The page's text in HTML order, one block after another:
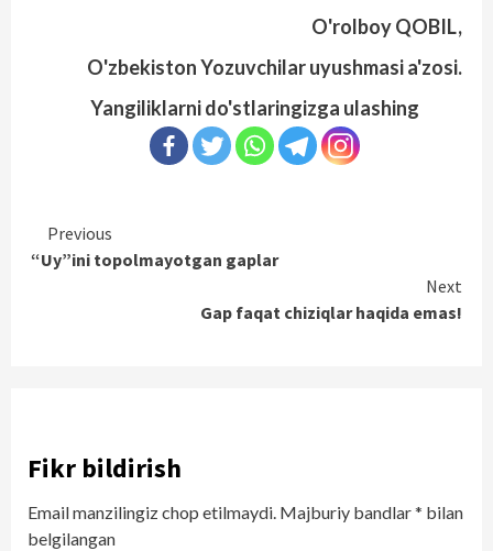
O'rolboy QOBIL,
O'zbekiston Yozuvchilar uyushmasi a'zosi.
Yangiliklarni do'stlaringizga ulashing
Continue
Reading
Previous
“Uy”ini topolmayotgan gaplar
Next
Gap faqat chiziqlar haqida emas!
Fikr bildirish
Email manzilingiz chop etilmaydi. Majburiy bandlar* bilan
belgilangan